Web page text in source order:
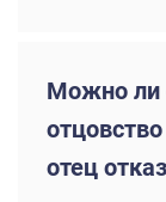
Можно ли
отец